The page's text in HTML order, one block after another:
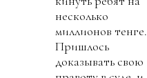
несколько
миллионов тенге.
Пришлось
доказывать свою